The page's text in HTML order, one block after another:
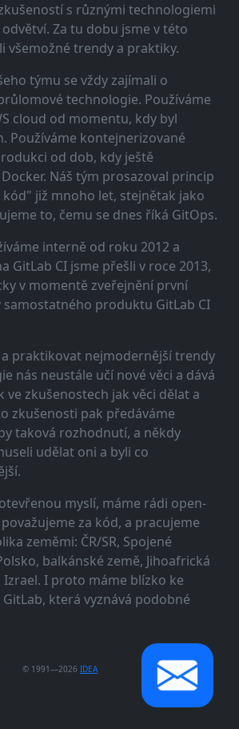
s různými technologiemi
Za tu dobu jsme v této
všemožné trendy a praktiky.
týmu se vždy zajímali o
technologie. Používáme
cloud od momentu, kdy byl
Používáme kontejnerizované
od dob, kdy ještě
Náš tým prosazoval princip
kód" již mnoho let, stejnětak jako
to, čemu se dnes říká GitOps.
interně od roku 2012 a
GitLab CI jsme přešli v roce 2013,
v momentě zveřejnění první
samostatného produktu GitLab CI
praktikovat nejmodernější trendy
nás neustále učí nové věci a dává
ve zkušenostech jak věci dělat a
zkušenosti pak předáváme
taková rozhodnutí, a někdy
udělat oni a byli co
myslí, máme rádi open-
za kód, a pracujeme
zeměmi: ČR/SR, Spojené
balkánské země, Jihoafrická
Izrael. I proto máme blízko ke
která vyznává podobné
© 1991—2026 IDEA